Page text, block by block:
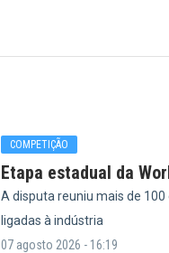
COMPETIÇÃO
Etapa estadual da
A disputa reuniu mais de
ligadas à indústria
07 agosto 2026 - 16:19